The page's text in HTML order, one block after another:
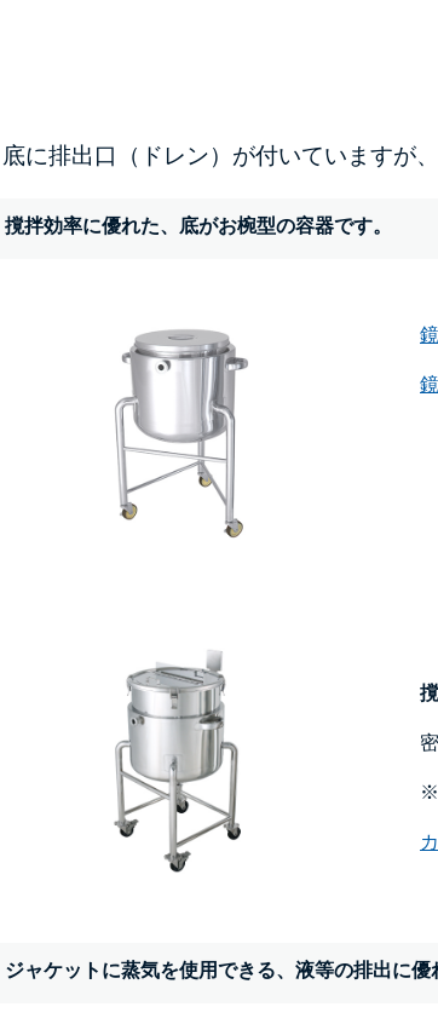
底に排出口（ドレン）が付いていますが
撹拌効率に優れた、底がお椀型の容器です。
※
ジャケットに蒸気を使用できる、液等の排出に優